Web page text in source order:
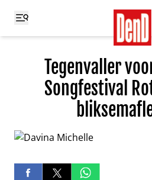
Tegenvaller
Songfestival